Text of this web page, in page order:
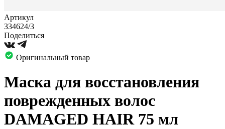
Артикул
334624/3
Поделиться
Оригинальный товар
Маска для восстановления
поврежденных волос
DAMAGED HAIR 75 мл